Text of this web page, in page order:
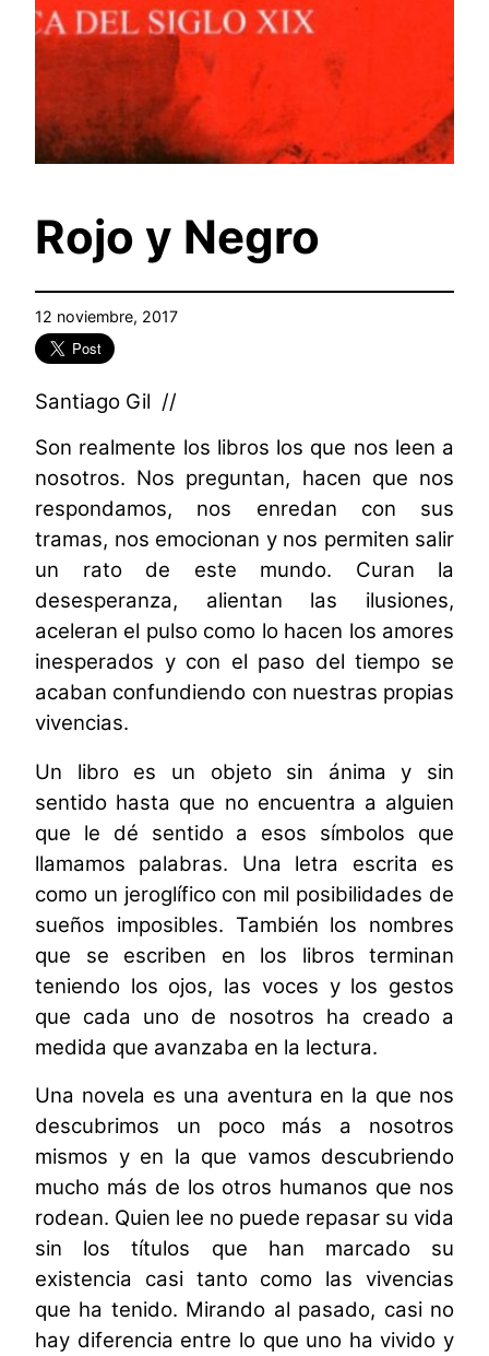
Rojo y Negro
12 noviembre, 2017
Santiago Gil //
Son realmente los libros los que nos leen a
nosotros. Nos preguntan, hacen que nos
respondamos, nos enredan con sus
tramas, nos emocionan y nos permiten salir
un rato de este mundo. Curan la
desesperanza, alientan las ilusiones,
aceleran el pulso como lo hacen los amores
inesperados y con el paso del tiempo se
acaban confundiendo con nuestras propias
vivencias.
Un libro es un objeto sin ánima y sin
sentido hasta que no encuentra a alguien
que le dé sentido a esos símbolos que
llamamos palabras. Una letra escrita es
como un jeroglífico con mil posibilidades de
sueños imposibles. También los nombres
que se escriben en los libros terminan
teniendo los ojos, las voces y los gestos
que cada uno de nosotros ha creado a
medida que avanzaba en la lectura.
Una novela es una aventura en la que nos
descubrimos un poco más a nosotros
mismos y en la que vamos descubriendo
mucho más de los otros humanos que nos
rodean. Quien lee no puede repasar su vida
sin los títulos que han marcado su
existencia casi tanto como las vivencias
que ha tenido. Mirando al pasado, casi no
hay diferencia entre lo que uno ha vivido y